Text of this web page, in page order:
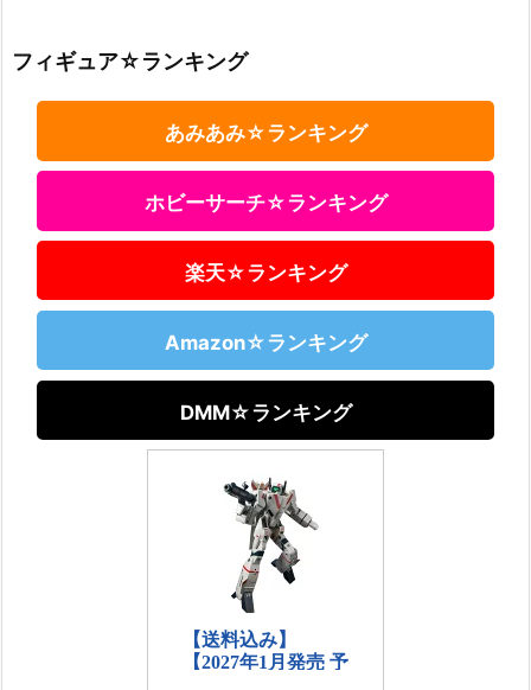
フィギュア☆ランキング
あみあみ☆ランキング
ホビーサーチ☆ランキング
楽天☆ランキング
Amazon☆ランキング
DMM☆ランキング